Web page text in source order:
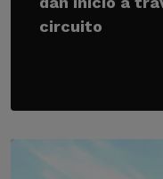
circuito